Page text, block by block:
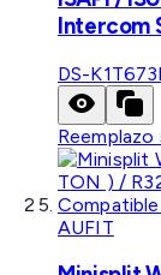
Intercom
DS-
Reemplazo
AUFIT